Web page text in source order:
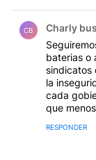
CB Charly
baterias o
sindicatos
la
cada
que
RESPONDER